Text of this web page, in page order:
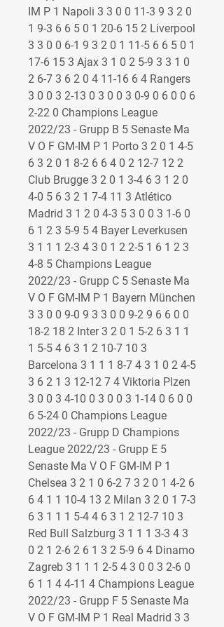
IM P 1 Napoli 3 3 0 0 11-3 9 3 2 0
1 9-3 6 6 5 0 1 20-6 15 2 Liverpool
3 3 0 0 6-1 9 3 2 0 1 11-5 6 6 5 0 1
17-6 15 3 Ajax 3 1 0 2 5-9 3 3 1 0
2 6-7 3 6 2 0 4 11-16 6 4 Rangers
3 0 0 3 2-13 0 3 0 0 3 0-9 0 6 0 0 6
2-22 0 Champions League
2022/23 - Grupp B 5 Senaste Ma
V O F GM-IM P 1 Porto 3 2 0 1 4-5
6 3 2 0 1 8-2 6 6 4 0 2 12-7 12 2
Club Brugge 3 2 0 1 3-4 6 3 1 2 0
4-0 5 6 3 2 1 7-4 11 3 Atlético
Madrid 3 1 2 0 4-3 5 3 0 0 3 1-6 0
6 1 2 3 5-9 5 4 Bayer Leverkusen
3 1 1 1 2-3 4 3 0 1 2 2-5 1 6 1 2 3
4-8 5 Champions League
2022/23 - Grupp C 5 Senaste Ma
V O F GM-IM P 1 Bayern München
3 3 0 0 9-0 9 3 3 0 0 9-2 9 6 6 0 0
18-2 18 2 Inter 3 2 0 1 5-2 6 3 1 1
1 5-5 4 6 3 1 2 10-7 10 3
Barcelona 3 1 1 1 8-7 4 3 1 0 2 4-5
3 6 2 1 3 12-12 7 4 Viktoria Plzen
3 0 0 3 4-10 0 3 0 0 3 1-14 0 6 0 0
6 5-24 0 Champions League
2022/23 - Grupp D Champions
League 2022/23 - Grupp E 5
Senaste Ma V O F GM-IM P 1
Chelsea 3 2 1 0 6-2 7 3 2 0 1 4-2 6
6 4 1 1 10-4 13 2 Milan 3 2 0 1 7-3
6 3 1 1 1 5-4 4 6 3 1 2 12-7 10 3
Red Bull Salzburg 3 1 1 1 3-3 4 3
0 2 1 2-6 2 6 1 3 2 5-9 6 4 Dinamo
Zagreb 3 1 1 1 2-5 4 3 0 0 3 2-6 0
6 1 1 4 4-11 4 Champions League
2022/23 - Grupp F 5 Senaste Ma
V O F GM-IM P 1 Real Madrid 3 3